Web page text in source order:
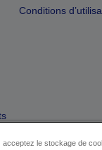
Conditions
le stockage de